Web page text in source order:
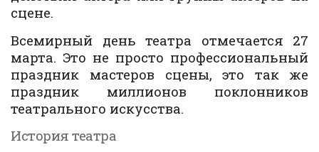
сцене.
Всемирный день театра отмечается 27
марта. Это не просто профессиональный
праздник мастеров сцены, это так же
праздник миллионов поклонников
театрального искусства.
История театра